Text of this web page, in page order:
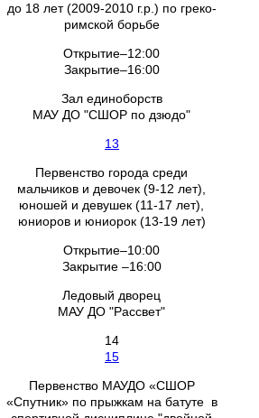
до 18 лет (2009-2010 г.р.) по греко-
римской борьбе
Открытие–12:00
Закрытие–16:00
Зал единоборств
МАУ ДО "СШОР по дзюдо"
13
Первенство города среди
мальчиков и девочек (9-12 лет),
юношей и девушек (11-17 лет),
юниоров и юниорок (13-19 лет)
Открытие–10:00
Закрытие –16:00
Ледовый дворец
МАУ ДО "Рассвет"
14
15
Первенство МАУДО «СШОР
«Спутник» по прыжкам на батуте в